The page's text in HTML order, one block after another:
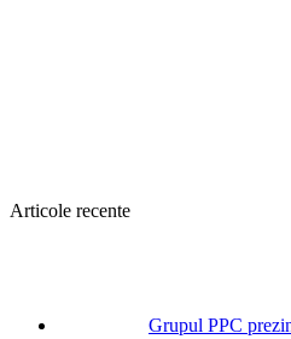
Articole recente
Grupul PPC